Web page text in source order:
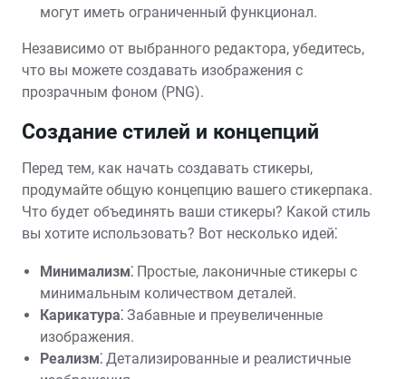
могут иметь ограниченный функционал.
Независимо от выбранного редактора, убедитесь,
что вы можете создавать изображения с
прозрачным фоном (PNG).
Создание стилей и концепций
Перед тем, как начать создавать стикеры,
продумайте общую концепцию вашего стикерпака.
Что будет объединять ваши стикеры? Какой стиль
вы хотите использовать? Вот несколько идей⁚
Минимализм⁚ Простые, лаконичные стикеры с
минимальным количеством деталей.
Карикатура⁚ Забавные и преувеличенные
изображения.
Реализм⁚ Детализированные и реалистичные